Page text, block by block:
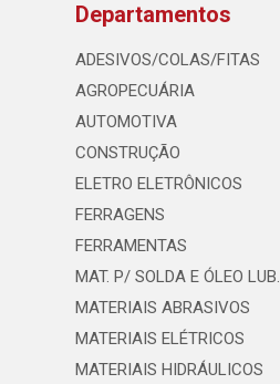
Departamentos
ADESIVOS/COLAS/FITAS
AGROPECUÁRIA
AUTOMOTIVA
CONSTRUÇÃO
ELETRO ELETRÔNICOS
FERRAGENS
FERRAMENTAS
MAT. P/ SOLDA E ÓLEO LUB.
MATERIAIS ABRASIVOS
MATERIAIS ELÉTRICOS
MATERIAIS HIDRÁULICOS